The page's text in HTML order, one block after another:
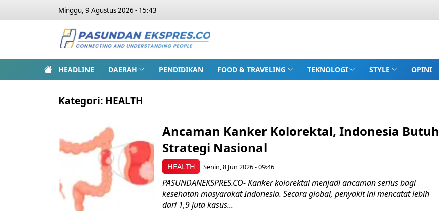
Minggu, 9 Agustus 2026 - 15:43
HEADLINE DAERAH PENDIDIKAN FOOD & TRAVELING TEKNOLOGI STYLE OPINI
Kategori: HEALTH
HEALTH
Ancaman Kanker Kolorektal, Indonesia Butuh
Strategi Nasional
Senin, 8 Jun 2026 - 09:46
PASUNDANEKSPRES.CO- Kanker kolorektal menjadi ancaman serius bagi
kesehatan masyarakat Indonesia. Secara global, penyakit ini mencatat lebih
dari 1,9 juta kasus...